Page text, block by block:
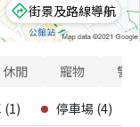
街景及路線導航
休閒 寵物 警
(1) 停車場 (4)